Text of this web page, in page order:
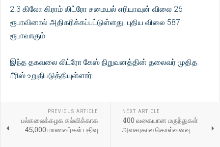
2.3 கிலோ கிராம் லிட்ரோ சமையல் எரியாவுன் விலை 26
ரூபாவினால் அதிகரிக்கப்பட்டுள்ளது. புதிய விலை 587
ரூபாவாகும்.
இந்த தகவலை லிட்ரோ கேஸ் நிறுவனத்தின் தலைவர் முதித
பீரிஸ் உறுதிபடுத்தியுள்ளார்.
PREVIOUS ARTICLE
பல்கலைக்கழக கல்விக்காக
45,000 மாணவர்கள் பதிவு
NEXT ARTICLE
400 வகையான மருந்துகள்
அவசரகால கொள்வனவு